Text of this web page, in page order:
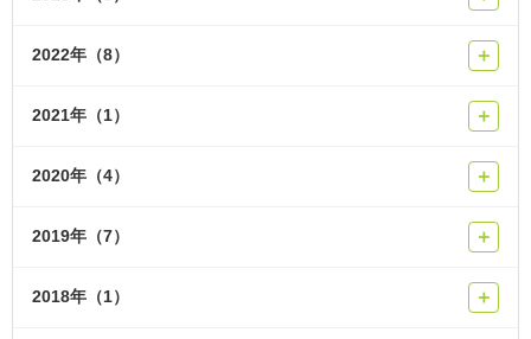
2022年（8） ＋
2021年（1） ＋
2020年（4） ＋
2019年（7） ＋
2018年（1） ＋